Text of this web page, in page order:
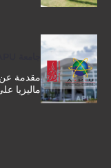
ماليزيا